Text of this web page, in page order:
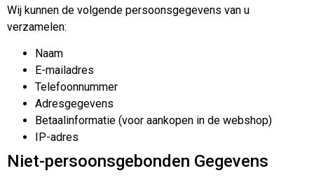
Wij kunnen de volgende persoonsgegevens van u
verzamelen:
Naam
E-mailadres
Telefoonnummer
Adresgegevens
Betaalinformatie (voor aankopen in de webshop)
IP-adres
Niet-persoonsgebonden Gegevens